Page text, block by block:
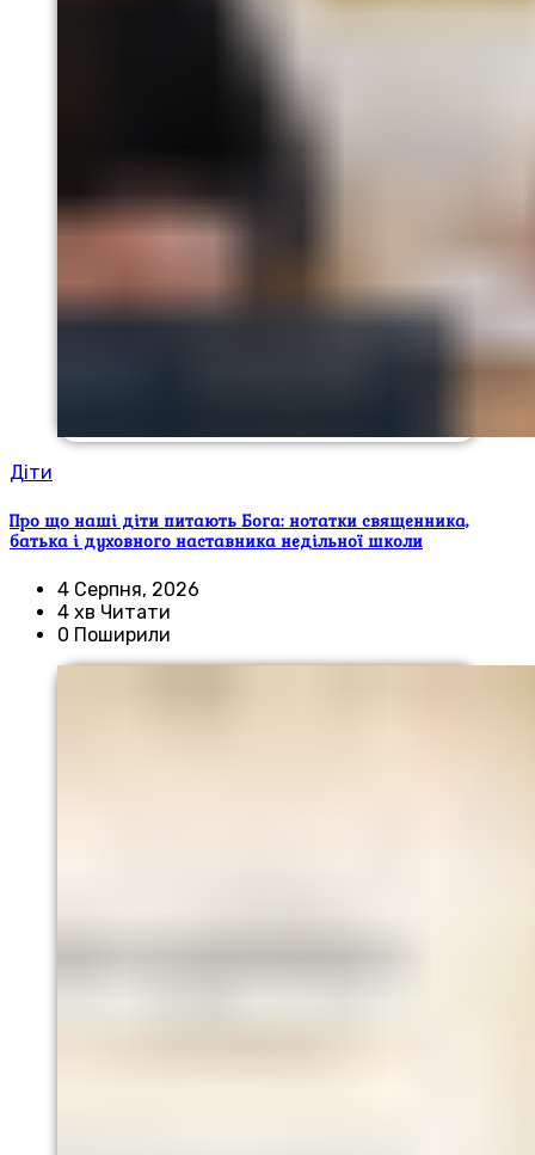
Діти
Про що наші діти питають Бога: нотатки священника,
батька і духовного наставника недільної школи
4 Серпня, 2026
4 хв Читати
0 Поширили